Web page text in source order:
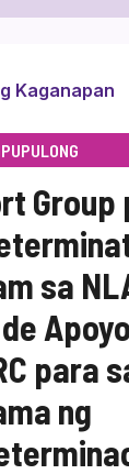
Kaganapan
Group
sa
para
ng